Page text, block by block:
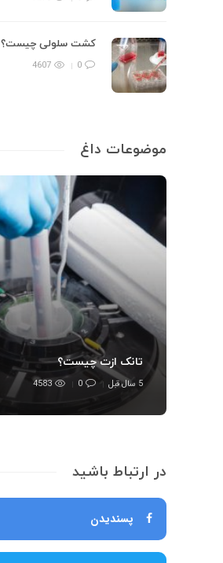
کشت سلولی چیست؟
0
4607
موضوعات داغ
تانک ازت چیست؟
5 سال قبل 0
4583
در ارتباط باشید
پسندیدن